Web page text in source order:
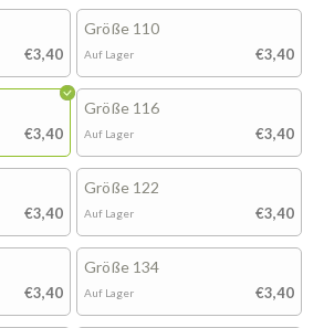
€3,40
Größe 110
€3,40
Auf Lager
€3,40
Größe 116
€3,40
Auf Lager
€3,40
Größe 122
€3,40
Auf Lager
€3,40
Größe 134
€3,40
Auf Lager